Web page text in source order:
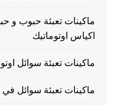
ماكينات تعبئة حبوب و
اكياس اوتوماتيك
ماكينات تعبئة سوائل
ماكينات تعبئة سوائل في